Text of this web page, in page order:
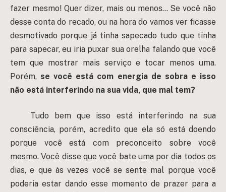
fazer mesmo! Quer dizer, mais ou menos… Se você não
desse conta do recado, ou na hora do vamos ver ficasse
desmotivado porque já tinha sapecado tudo que tinha
para sapecar, eu iria puxar sua orelha falando que você
tem que mostrar mais serviço e tocar menos uma.
Porém, se você está com energia de sobra e isso
não está interferindo na sua vida, que mal tem?
Tudo bem que isso está interferindo na sua
consciência, porém, acredito que ela só está doendo
porque você está com preconceito sobre você
mesmo. Você disse que você bate uma por dia todos os
dias, e que às vezes você se sente mal porque você
poderia estar dando esse momento de prazer para a